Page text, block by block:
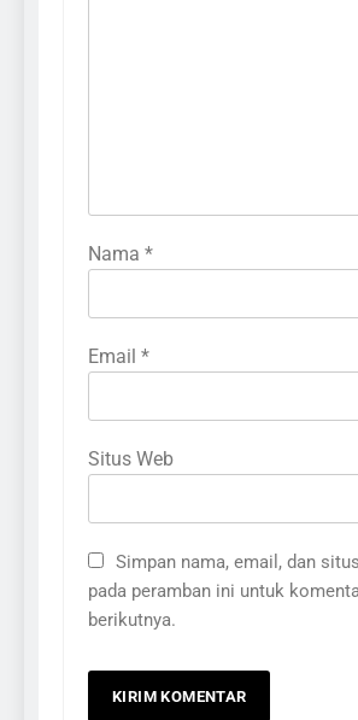
Nama *
Email *
Situs Web
Simpan nama, email, dan
pada peramban ini untuk
berikutnya.